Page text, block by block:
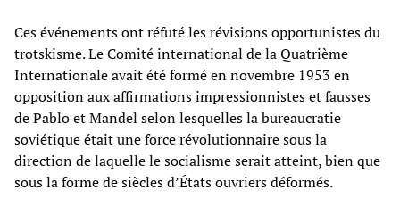
Ces événements ont réfuté les révisions opportunistes du
trotskisme. Le Comité international de la Quatrième
Internationale avait été formé en novembre 1953 en
opposition aux affirmations impressionnistes et fausses
de Pablo et Mandel selon lesquelles la bureaucratie
soviétique était une force révolutionnaire sous la
direction de laquelle le socialisme serait atteint, bien que
sous la forme de siècles d’États ouvriers déformés.